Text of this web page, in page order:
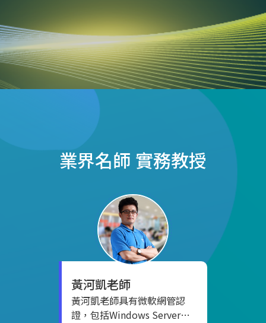
業界名師 實務教授
黃河凱老師
黃河凱老師具有微軟網管認
證，包括Windows Server網